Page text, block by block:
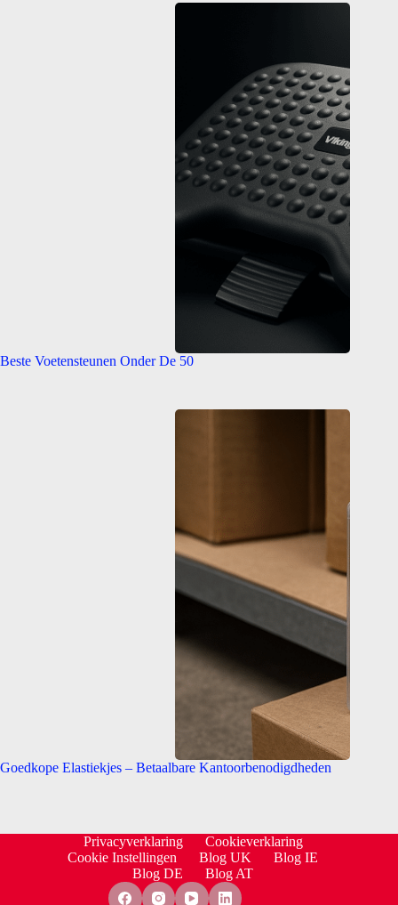
Beste Voetensteunen Onder De 50
Goedkope Elastiekjes – Betaalbare Kantoorbenodigdheden
Privacyverklaring
Cookieverklaring
Cookie Instellingen
Blog UK
Blog IE
Blog DE
Blog AT